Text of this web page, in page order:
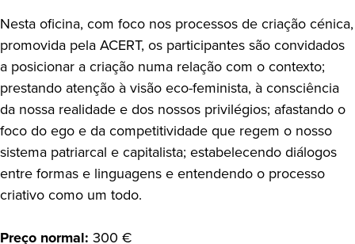
Nesta oficina, com foco nos processos de criação cénica,
promovida pela ACERT, os participantes são convidados
a posicionar a criação numa relação com o contexto;
prestando atenção à visão eco-feminista, à consciência
da nossa realidade e dos nossos privilégios; afastando o
foco do ego e da competitividade que regem o nosso
sistema patriarcal e capitalista; estabelecendo diálogos
entre formas e linguagens e entendendo o processo
criativo como um todo.
Preço normal: 300 €